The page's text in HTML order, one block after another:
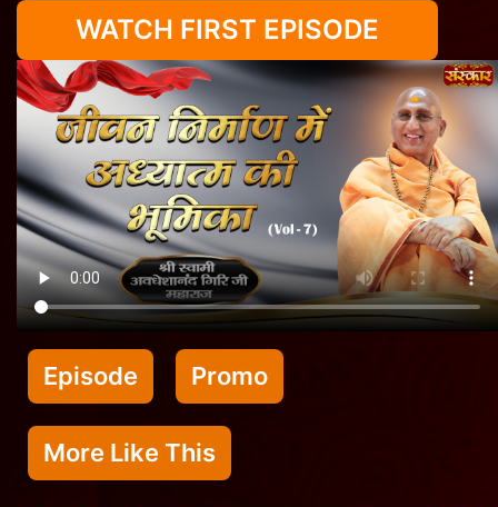
WATCH FIRST EPISODE
Episode Promo
More Like This